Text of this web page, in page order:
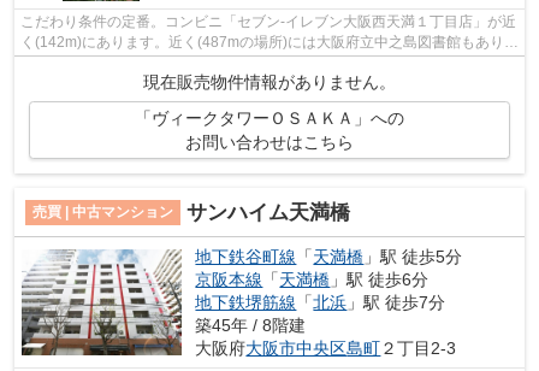
こだわり条件の定番。コンビニ「セブン-イレブン大阪西天満１丁目店」が近
く(142m)にあります。近く(487mの場所)には大阪府立中之島図書館もありま
現在販売物件情報がありません。
「ヴィークタワーＯＳＡＫＡ」への
お問い合わせはこちら
売買 | 中古マンション サンハイム天満橋
地下鉄谷町線 「天満橋 」駅 徒歩5分
京阪本線 「天満橋 」駅 徒歩6分
地下鉄堺筋線 「北浜 」駅 徒歩7分
築45年 / 8階建
大阪府大阪市中央区島町２丁目2-3